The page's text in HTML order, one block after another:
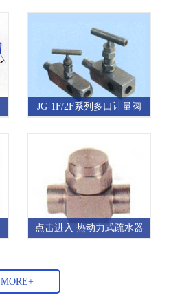
JG-1F/2F系列多口计量阀
点击进入 热动力式疏水器
MORE+